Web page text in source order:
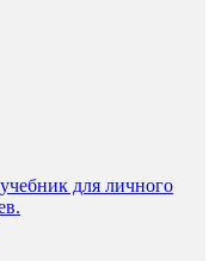
для личного